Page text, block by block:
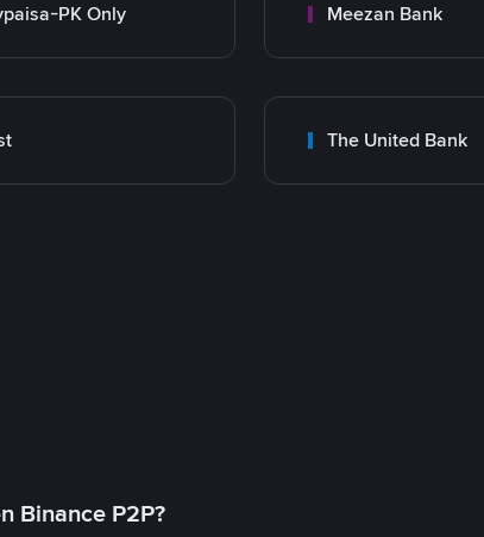
PK Only Meezan Bank
The United Bank
Binance P2P?